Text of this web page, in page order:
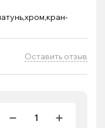
Оставить отзыв